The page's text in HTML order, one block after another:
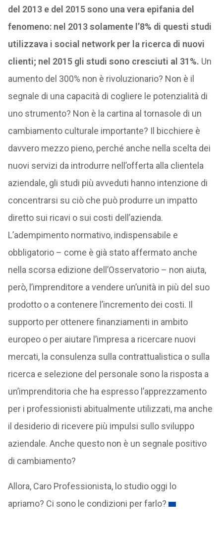
del 2013 e del 2015 sono una vera epifania del
fenomeno: nel 2013 solamente l’8% di questi studi
utilizzava i social network per la ricerca di nuovi
clienti; nel 2015 gli studi sono cresciuti al 31%. Un
aumento del 300% non è rivoluzionario? Non è il
segnale di una capacità di cogliere le potenzialità di
uno strumento? Non è la cartina al tornasole di un
cambiamento culturale importante? Il bicchiere è
davvero mezzo pieno, perché anche nella scelta dei
nuovi servizi da introdurre nell’offerta alla clientela
aziendale, gli studi più avveduti hanno intenzione di
concentrarsi su ciò che può produrre un impatto
diretto sui ricavi o sui costi dell’azienda.
L’adempimento normativo, indispensabile e
obbligatorio – come è già stato affermato anche
nella scorsa edizione dell’Osservatorio – non aiuta,
però, l’imprenditore a vendere un’unità in più del suo
prodotto o a contenere l’incremento dei costi. Il
supporto per ottenere finanziamenti in ambito
europeo o per aiutare l’impresa a ricercare nuovi
mercati, la consulenza sulla contrattualistica o sulla
ricerca e selezione del personale sono la risposta a
un’imprenditoria che ha espresso l’apprezzamento
per i professionisti abitualmente utilizzati, ma anche
il desiderio di ricevere più impulsi sullo sviluppo
aziendale. Anche questo non è un segnale positivo
di cambiamento?
Allora, Caro Professionista, lo studio oggi lo
apriamo? Ci sono le condizioni per farlo?